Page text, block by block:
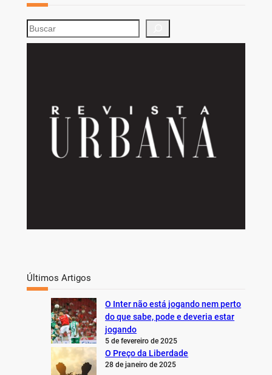
S
e
Últimos Artigos
O Inter não está jogando nem perto
do que sabe, pode e deveria estar
jogando
5 de fevereiro de 2025
O Preço da Liberdade
28 de janeiro de 2025